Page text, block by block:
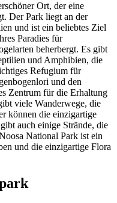
Ort, der eine
Der Park liegt an der
und ist ein beliebtes Ziel
Paradies für
beherbergt. Es gibt
und Amphibien, die
Refugium für
und den
Zentrum für die Erhaltung
viele Wanderwege, die
können die einzigartige
auch einige Strände, die
National Park ist ein
und die einzigartige Flora